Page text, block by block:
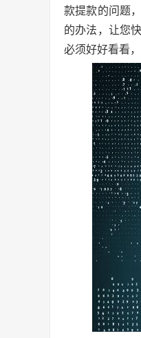
款提款的问题
的办法，让您
必须好好看看